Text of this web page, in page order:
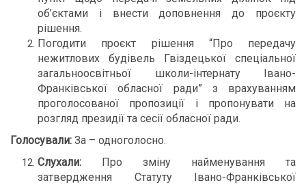
об’єктами і внести доповнення до проєкту
рішення.
Погодити проєкт рішення “Про передачу
нежитлових будівель Гвіздецької спеціальної
загальноосвітньої школи-інтернату Івано-
Франківської обласної ради” з врахуванням
проголосованої пропозиції і пропонувати на
розгляд президії та сесії обласної ради.
Голосували: За – одноголосно.
Слухали: Про зміну найменування та
затвердження Статуту Івано-Франківської